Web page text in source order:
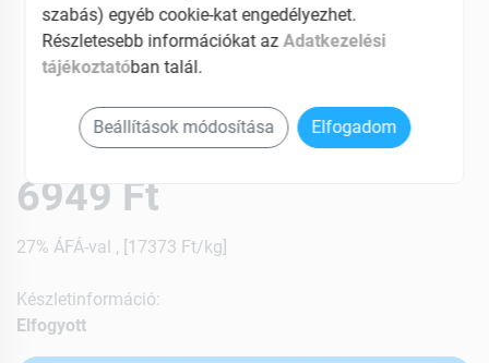
6949 Ft
27% ÁFÁ-val , [17373 Ft/kg]
Készletinformáció:
Elfogyott
szabás) egyéb cookie-kat engedélyezhet.
Részletesebb információkat azAdatkezelési
tájékoztatóban talál.
Beállítások módosítása Elfogadom